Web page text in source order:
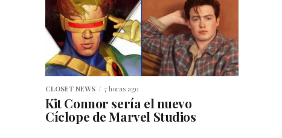
CLOSET NEWS 7 horas ago
Kit Connor sería el nuevo
Cíclope de Marvel Studios